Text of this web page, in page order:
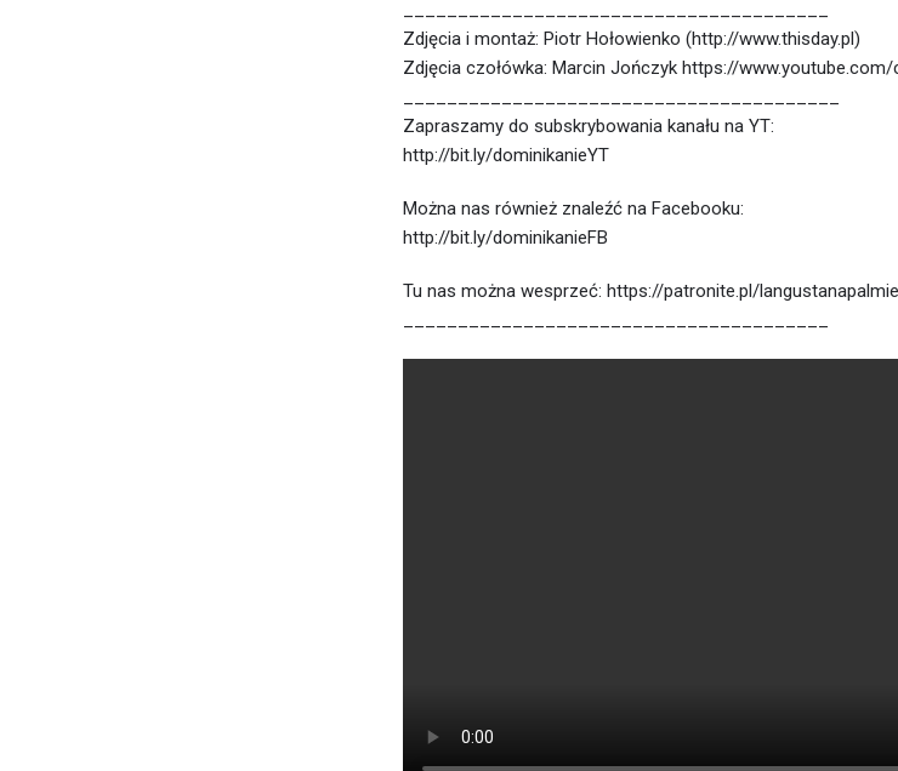
Zdjęcia i montaż: Piotr Hołowienko (http://www.thisday.pl)
Zdjęcia czołówka: Marcin Jończyk https://
Zapraszamy do subskrybowania kanału na YT:
http://bit.ly/dominikanieYT
Można nas również znaleźć na Facebooku:
http://bit.ly/dominikanieFB
Tu nas można wesprzeć: https://patronite.pl/langustanapalmie